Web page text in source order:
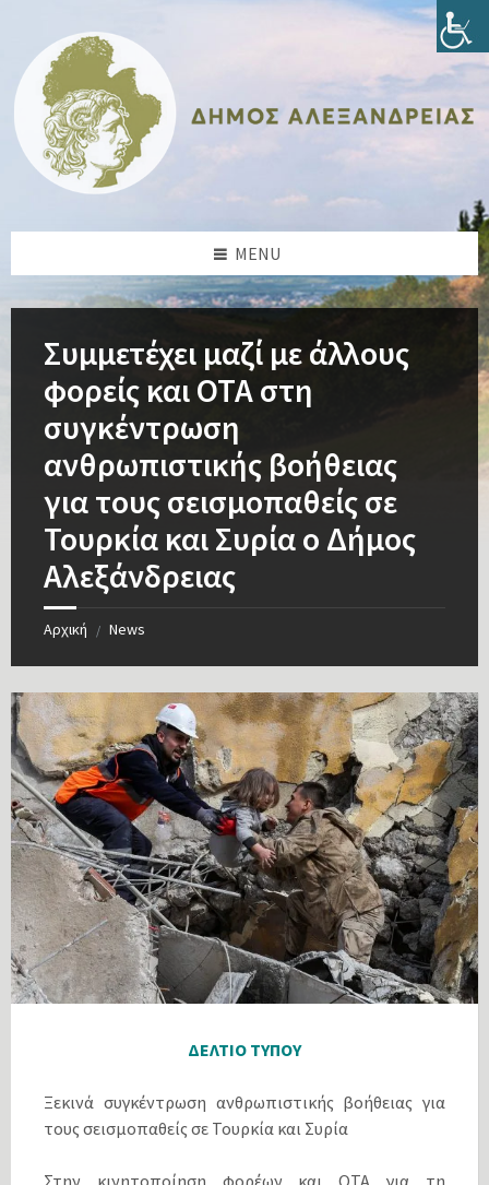
content
sidebar
sidebar
footer
MENU
Συμμετέχει μαζί με άλλους
φορείς και ΟΤΑ στη
συγκέντρωση
ανθρωπιστικής βοήθειας
για τους σεισμοπαθείς σε
Τουρκία και Συρία ο Δήμος
Αλεξάνδρειας
Αρχική / News
ΔΕΛΤΙΟ ΤΥΠΟΥ
Ξεκινά συγκέντρωση ανθρωπιστικής βοήθειας για
τους σεισμοπαθείς σε Τουρκία και Συρία